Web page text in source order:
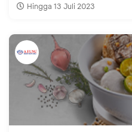
Hingga 13 Juli 2023